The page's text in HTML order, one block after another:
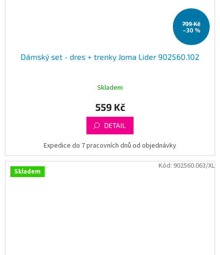
799 Kč
–30 %
Dámský set - dres + trenky Joma Lider 902560.102
Skladem
559 Kč
DETAIL
Expedice do 7 pracovních dnů od objednávky
Skladem
Kód: 902560.063/XL